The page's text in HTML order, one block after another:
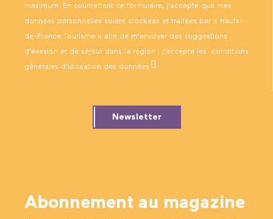
maximum. En soumettant ce formulaire, j’accepte que mes
données personnelles soient stockées et traitées par « Hauts-
de-France Tourisme » afin de m’envoyer des suggestions
d’évasion et de séjour dans la région ; j’accepte les conditions
générales d’utilisation des données .
Newsletter
Abonnement au magazine